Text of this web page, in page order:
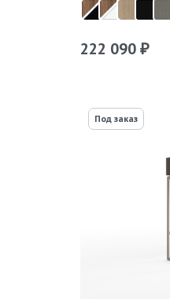
222 090 ₽
Под заказ